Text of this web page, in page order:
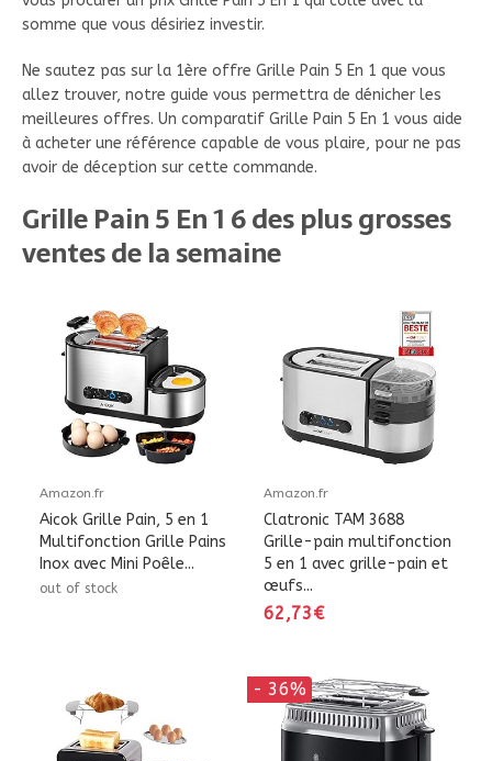
somme que vous désiriez investir.
Ne sautez pas sur la 1ère offre Grille Pain 5 En 1 que vous
allez trouver, notre guide vous permettra de dénicher les
meilleures offres. Un comparatif Grille Pain 5 En 1 vous aide
à acheter une référence capable de vous plaire, pour ne pas
avoir de déception sur cette commande.
Grille Pain 5 En 1 6 des plus grosses
ventes de la semaine
Amazon.fr
Aicok Grille Pain, 5 en 1
Multifonction Grille Pains
Inox avec Mini Poêle...
out of stock
Amazon.fr
Clatronic TAM 3688
Grille-pain multifonction
5 en 1 avec grille-pain et
œufs...
62,73€
- 36%